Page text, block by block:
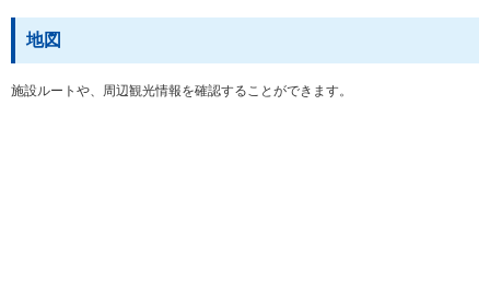
地図
施設ルートや、周辺観光情報を確認することができます。